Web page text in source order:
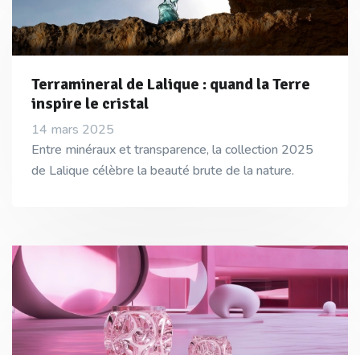
Terramineral de Lalique : quand la Terre
inspire le cristal
14 mars 2025
Entre minéraux et transparence, la collection 2025
de Lalique célèbre la beauté brute de la nature.